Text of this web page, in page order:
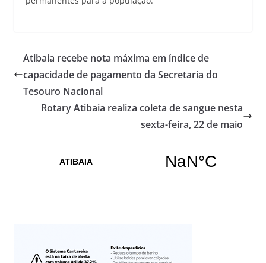
Atibaia recebe nota máxima em índice de
capacidade de pagamento da Secretaria do
Tesouro Nacional
Rotary Atibaia realiza coleta de sangue nesta
sexta-feira, 22 de maio